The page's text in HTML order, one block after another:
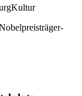
Kultur